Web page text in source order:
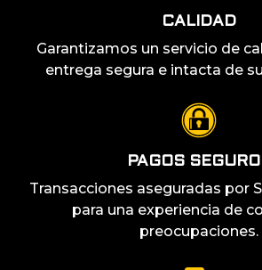
CALIDAD
Garantizamos un servicio de
entrega segura e intacta de
PAGOS
Transacciones aseguradas por
para una experiencia de
preocupaciones.